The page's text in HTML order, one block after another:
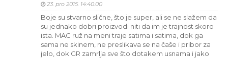
23. pro 2015. 14:40:00
Boje su stvarno slične, što je super, ali se ne slažem da
su jednako dobri proizvodi niti da im je trajnost skoro
ista. MAC ruž na meni traje satima i satima, dok ga
sama ne skinem, ne preslikava se na čaše i pribor za
jelo, dok GR zamrlja sve što dotakem usnama i jako